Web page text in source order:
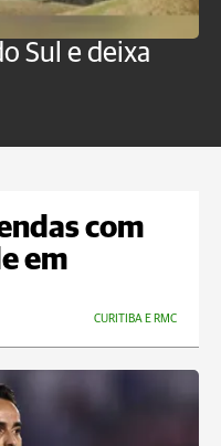
Sul e deixa
com
em
CURITIBA E RMC